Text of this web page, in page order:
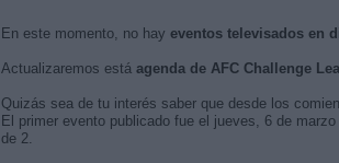
En este momento, no hay eventos televisados en
Actualizaremos está agenda de AFC Challenge
Quizás sea de tu interés saber que desde los
El primer evento publicado fue el jueves, 6 de
de 2.